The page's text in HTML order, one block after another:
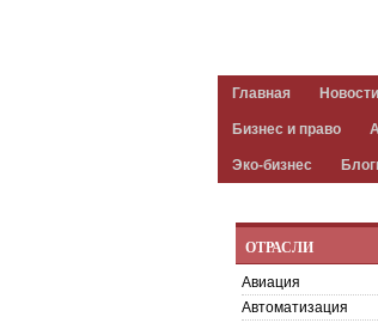
Главная Новости
Бизнес и право
Эко-бизнес
ОТРАСЛИ
Авиация
Автоматизация